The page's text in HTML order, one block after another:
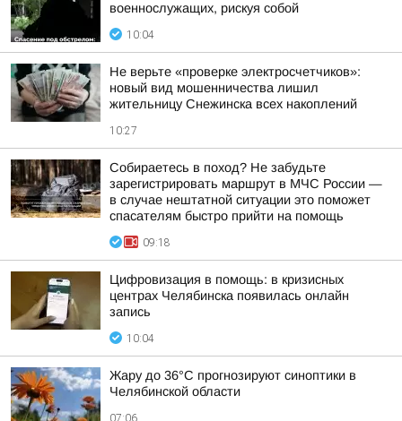
военнослужащих, рискуя собой
10:04
Не верьте «проверке электросчетчиков»:
новый вид мошенничества лишил
жительницу Снежинска всех накоплений
10:27
Собираетесь в поход? Не забудьте
зарегистрировать маршрут в МЧС России —
в случае нештатной ситуации это поможет
спасателям быстро прийти на помощь
09:18
Цифровизация в помощь: в кризисных
центрах Челябинска появилась онлайн
запись
10:04
Жару до 36°С прогнозируют синоптики в
Челябинской области
07:06